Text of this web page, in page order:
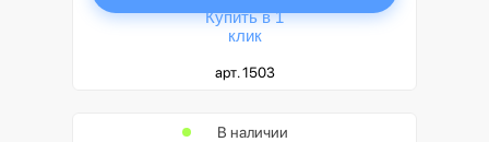
Купить в 1
клик
арт. 1503
В наличии